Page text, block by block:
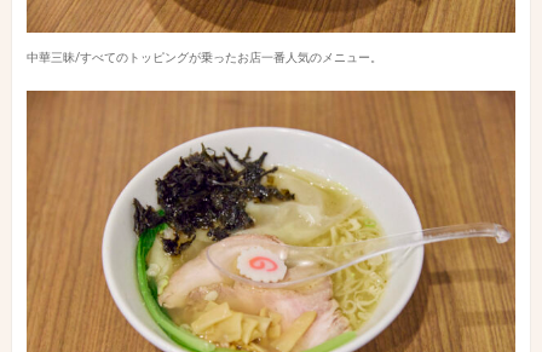
中華三昧/すべてのトッピングが乗ったお店一番人気のメニュー。